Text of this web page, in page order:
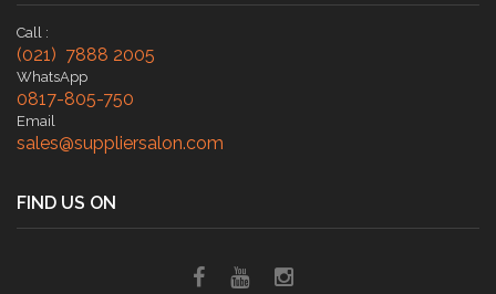
Call :
(021) 7888 2005
WhatsApp
0817-805-750
Email
sales@suppliersalon.com
FIND US ON